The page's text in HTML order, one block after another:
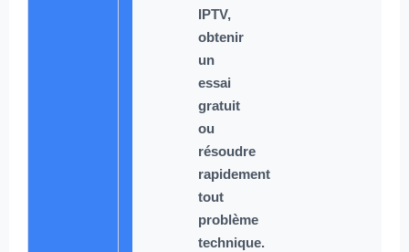
IPTV,
obtenir
un
essai
gratuit
ou
résoudre
rapidement
tout
problème
technique.